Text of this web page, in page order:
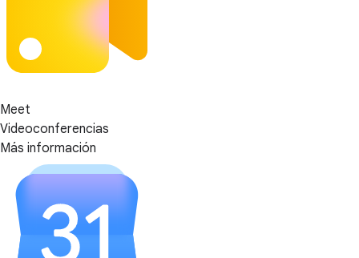
Meet
Videoconferencias
Más información